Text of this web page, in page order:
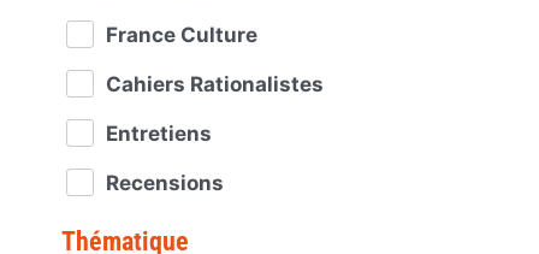
France Culture
Cahiers Rationalistes
Entretiens
Recensions
Thématique